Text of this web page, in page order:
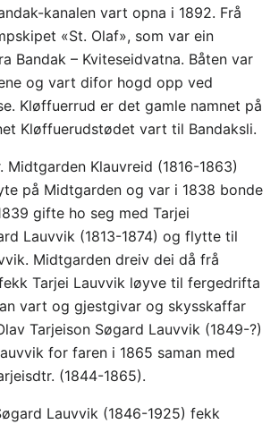
kanalen vart opna i 1892. Frå
«St. Olaf», som var ein
Bandak – Kviteseidvatna. Båten var
og vart difor hogd opp ved
Kløffuerrud er det gamle namnet på
Kløffuerudstødet vart til Bandaksli.
Midtgarden Klauvreid (1816-1863)
på Midtgarden og var i 1838 bonde
gifte ho seg med Tarjei
Lauvvik (1813-1874) og flytte til
Midtgarden dreiv dei då frå
Tarjei Lauvvik løyve til fergedrifta
vart og gjestgivar og skysskaffar
Tarjeison Søgard Lauvvik (1849-?)
for faren i 1865 saman med
(1844-1865).
Lauvvik (1846-1925) fekk